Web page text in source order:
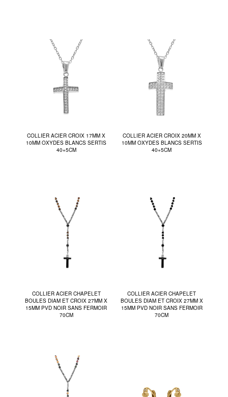
COLLIER ACIER CROIX 17MM X
10MM OXYDES BLANCS SERTIS
40+5CM
COLLIER ACIER CROIX 20MM X
10MM OXYDES BLANCS SERTIS
40+5CM
COLLIER ACIER CHAPELET
BOULES DIAM ET CROIX 27MM X
15MM PVD NOIR SANS FERMOIR
70CM
COLLIER ACIER CHAPELET
BOULES DIAM ET CROIX 27MM X
15MM PVD NOIR SANS FERMOIR
70CM